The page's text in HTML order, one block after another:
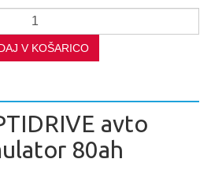
V KOŠARICO
avto
80ah